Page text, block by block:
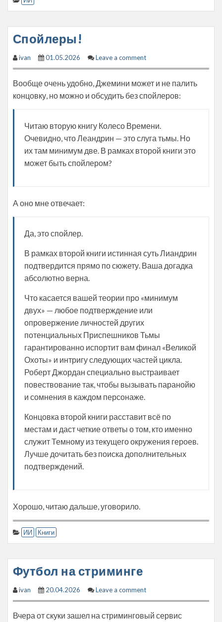
Спойлеры!
ivan 01.05.2026 Leave a comment
Вообще очень удобно, Джемини может и не палить
концовку, но можно и обсудить без спойлеров:
Читаю вторую книгу Колесо Времени.
Очевидно, что Леандрин — это слуга тьмы. Но
их там минимум две. В рамках второй книги это
может быть спойлером?
А оно мне отвечает:
Да, это спойлер.
В рамках второй книги истинная суть Лиандрин
подтвердится прямо по сюжету. Ваша догадка
абсолютно верна.
Что касается вашей теории про «минимум
двух» — любое подтверждение или
опровержение личностей других
потенциальных Приспешников Тьмы
гарантированно испортит вам финал «Великой
Охоты» и интригу следующих частей цикла.
Роберт Джордан специально выстраивает
повествование так, чтобы вызывать паранойю
и сомнения в каждом персонаже.
Концовка второй книги расставит всё по
местам и даст четкие ответы о том, кто именно
служит Темному из текущего окружения героев.
Лучше дочитать без поиска дополнительных
подтверждений.
Хорошо, читаю дальше, уговорило.
ИИ Книги
Футбол на стриминге
ivan 20.04.2026 Leave a comment
Вчера от скуки зашел на стриминговый сервис